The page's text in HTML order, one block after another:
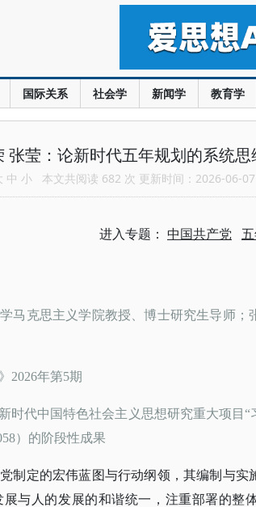
国际关系 社会学 新闻学 教育学
张莹：论新时代五年规划的系统思
中 小 本文共阅读 682 次 更新时间：2026-06-
进入专题： 中国共产党
马克思主义学院教授、博士研究生导师；
2026年第5期
时代中国特色社会主义思想研究重大项目 “
）的阶段性成果
制定的宏伟蓝图与行动纲领，其编制与实
与人的发展的和谐统一，注重部署的整